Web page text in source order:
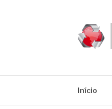
Início